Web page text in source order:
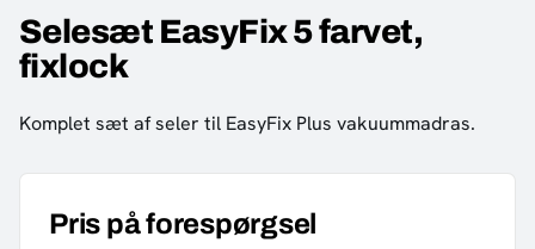
Selesæt EasyFix 5 farvet,
fixlock
Komplet sæt af seler til EasyFix Plus vakuummadras.
Pris på forespørgsel